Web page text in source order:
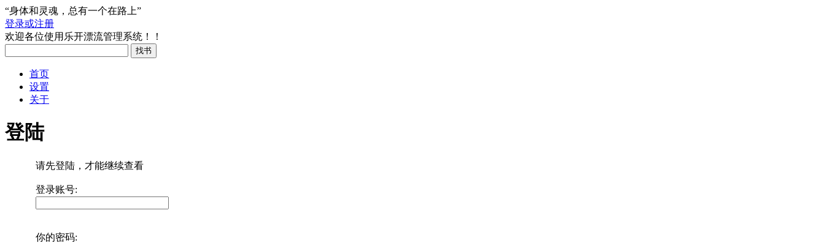
“身体和灵魂，总有一个在路上”
登录或注册
欢迎各位使用乐开漂流管理系统！！
首页
设置
关于
登陆
请先登陆，才能继续查看
登录账号:
你的密码: